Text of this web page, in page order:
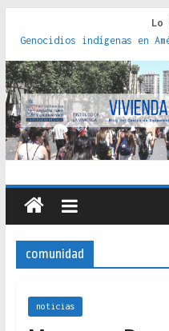
Lo
Genocidios indígenas en
Estudios sobre la
políticas, prácticas y
Donde el pedernal choca
crítica de las fronteras
Criterios técnicos para
Red de consultorios de la
Santiago : un patrimonio
comunidad
noticias